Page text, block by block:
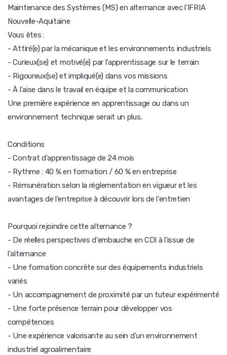
Maintenance des Systèmes (MS) en alternance avec l'IFRIA
Nouvelle-Aquitaine
Vous êtes :
- Attiré(e) par la mécanique et les environnements industriels
- Curieux(se) et motivé(e) par l'apprentissage sur le terrain
- Rigoureux(se) et impliqué(e) dans vos missions
- À l'aise dans le travail en équipe et la communication
Une première expérience en apprentissage ou dans un
environnement technique serait un plus.
Conditions
- Contrat d'apprentissage de 24 mois
- Rythme : 40 % en formation / 60 % en entreprise
- Rémunération selon la réglementation en vigueur et les
avantages de l'entreprise à découvrir lors de l'entretien
Pourquoi rejoindre cette alternance ?
- De réelles perspectives d'embauche en CDI à l'issue de
l'alternance
- Une formation concrète sur des équipements industriels
variés
- Un accompagnement de proximité par un tuteur expérimenté
- Une forte présence terrain pour développer vos
compétences
- Une expérience valorisante au sein d'un environnement
industriel agroalimentaire